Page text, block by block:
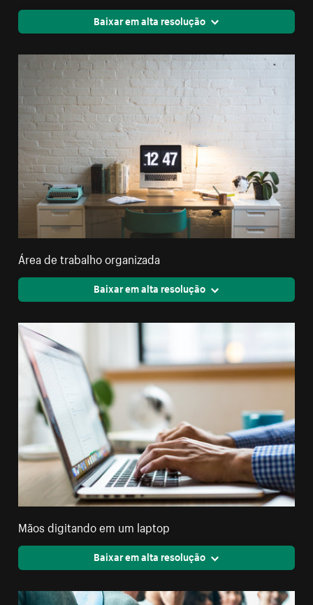
Baixar em alta resolução
Área de trabalho organizada
Baixar em alta resolução
Mãos digitando em um laptop
Baixar em alta resolução